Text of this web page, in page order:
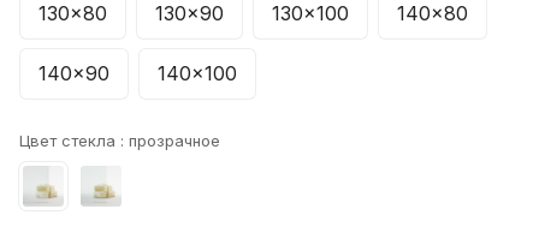
130x80 130x90 130x100 140x80
140x90 140x100
Цвет стекла : прозрачное